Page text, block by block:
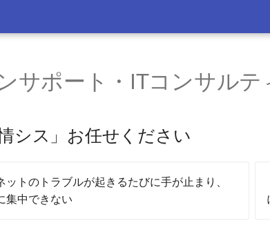
サポート・ITコンサルテ
シス」お任せください
ットのトラブルが起きるたびに手が止まり、
集中できない